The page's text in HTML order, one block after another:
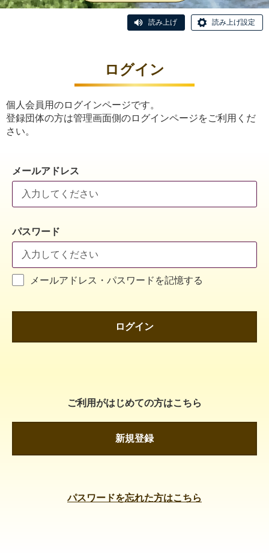
読み上げ 読み上げ設定
ログイン
個人会員用のログインページです。
登録団体の方は管理画面側のログインページをご利用くだ
さい。
メールアドレス
パスワード
メールアドレス・パスワードを記憶する
ログイン
ご利用がはじめての方はこちら
新規登録
パスワードを忘れた方はこちら